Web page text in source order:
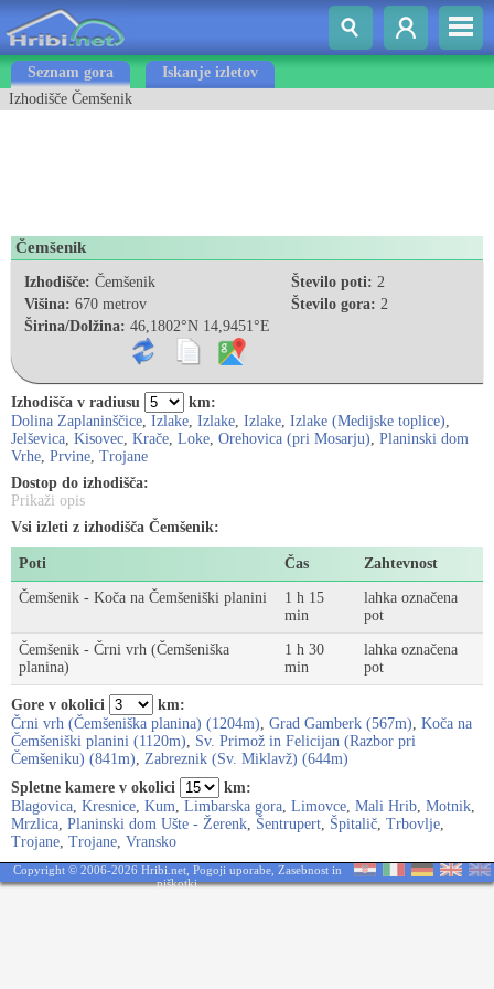
Seznam gora
Iskanje izletov
Izhodišče Čemšenik
Čemšenik
Izhodišče: Čemšenik
Višina: 670 metrov
Širina/Dolžina: 46,1802°N 14,9451°E
Število poti: 2
Število gora: 2
Izhodišča v radiusu
km:
Dolina Zaplaninščice, Izlake, Izlake, Izlake, Izlake (Medijske toplice),
Jelševica, Kisovec, Krače, Loke, Orehovica (pri Mosarju), Planinski dom
Vrhe, Prvine, Trojane
Dostop do izhodišča:
Prikaži opis
Vsi izleti z izhodišča Čemšenik:
Poti Čas Zahtevnost
Čemšenik - Koča na Čemšeniški planini
1 h 15
min
lahka označena
pot
Čemšenik - Črni vrh (Čemšeniška
planina)
1 h 30
min
lahka označena
pot
Gore v okolici
km:
Črni vrh (Čemšeniška planina) (1204m), Grad Gamberk (567m), Koča na
Čemšeniški planini (1120m), Sv. Primož in Felicijan (Razbor pri
Čemšeniku) (841m), Zabreznik (Sv. Miklavž) (644m)
Spletne kamere v okolici
km:
Blagovica, Kresnice, Kum, Limbarska gora, Limovce, Mali Hrib, Motnik,
Mrzlica, Planinski dom Ušte - Žerenk, Šentrupert, Špitalič, Trbovlje,
Trojane, Trojane, Vransko
Copyright © 2006-2026 Hribi.net, Pogoji uporabe, Zasebnost in
piškotki